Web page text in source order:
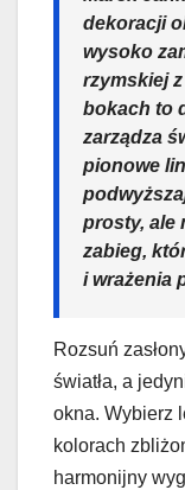
dekoracji
wysoko
rzymskiej z
bokach to
zarządza
pionowe
prosty, ale
zabieg,
i wrażenia
Rozsuń
światła, a
okna. Wybierz
kolorach
harmonijny